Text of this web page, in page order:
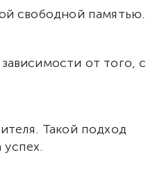
свободной памятью.
от того, с
Такой подход